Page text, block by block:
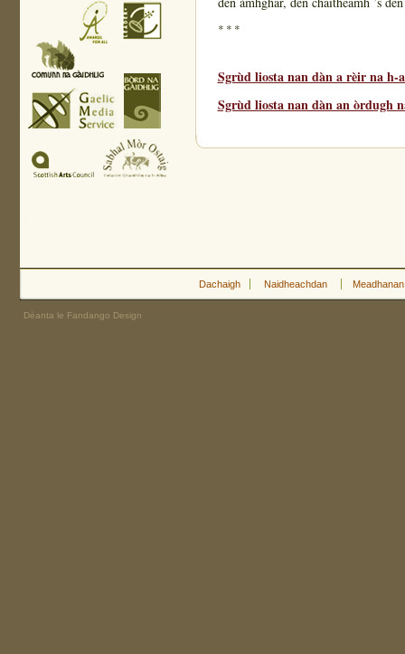
* * *
Sgrùd liosta nan dàn a rèir na h-
Sgrùd liosta nan dàn an òrdugh
Dachaigh Naidheachdan Meadhanan
Dèanta le Fandango Design